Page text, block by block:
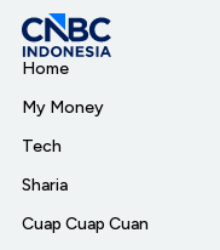
Home
My Money
Tech
Sharia
Cuap Cuap Cuan